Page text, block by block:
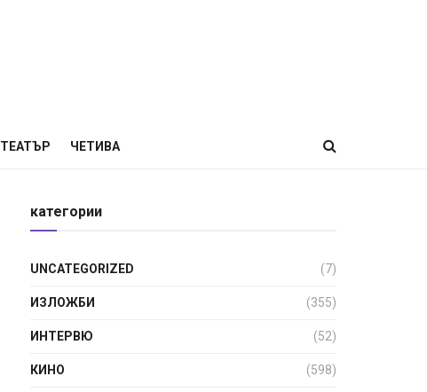
ТЕАТЪР ЧЕТИВА
категории
UNCATEGORIZED (7)
ИЗЛОЖБИ (355)
ИНТЕРВЮ (52)
КИНО (598)